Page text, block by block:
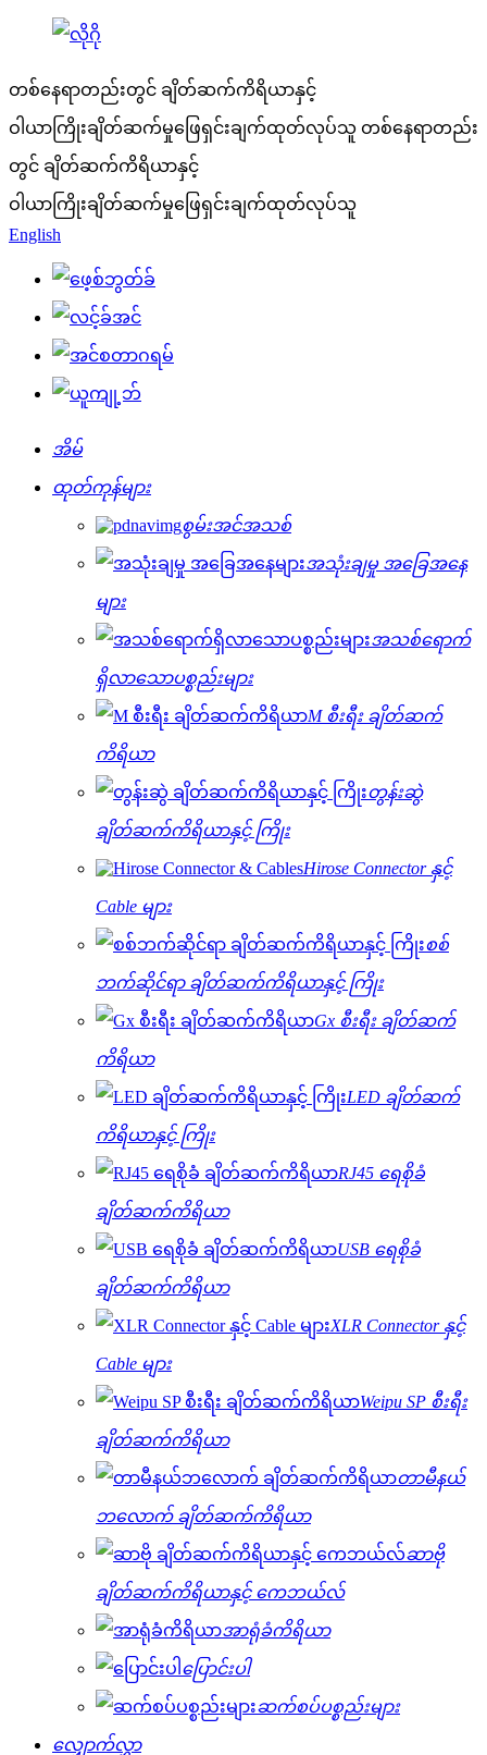
တစ်နေရာတည်းတွင် ချိတ်ဆက်ကိရိယာနှင့်
ဝါယာကြိုးချိတ်ဆက်မှုဖြေရှင်းချက်ထုတ်လုပ်သူ တစ်နေရာတည်း
တွင် ချိတ်ဆက်ကိရိယာနှင့်
ဝါယာကြိုးချိတ်ဆက်မှုဖြေရှင်းချက်ထုတ်လုပ်သူ
English
အိမ်
ထုတ်ကုန်များ
စွမ်းအင်အသစ်
အသုံးချမှု အခြေအနေ
များ
အသစ်ရောက်
ရှိလာသောပစ္စည်းများ
M စီးရီး ချိတ်ဆက်
ကိရိယာ
တွန်းဆွဲ
ချိတ်ဆက်ကိရိယာနှင့် ကြိုး
Hirose Connector နှင့်
Cable များ
စစ်
ဘက်ဆိုင်ရာ ချိတ်ဆက်ကိရိယာနှင့် ကြိုး
Gx စီးရီး ချိတ်ဆက်
ကိရိယာ
LED ချိတ်ဆက်
ကိရိယာနှင့် ကြိုး
RJ45 ရေစိုခံ
ချိတ်ဆက်ကိရိယာ
USB ရေစိုခံ
ချိတ်ဆက်ကိရိယာ
XLR Connector နှင့်
Cable များ
Weipu SP စီးရီး
ချိတ်ဆက်ကိရိယာ
တာမီနယ်
ဘလောက် ချိတ်ဆက်ကိရိယာ
ဆာဗို
ချိတ်ဆက်ကိရိယာနှင့် ကေဘယ်လ်
အာရုံခံကိရိယာ
ပြောင်းပါ
ဆက်စပ်ပစ္စည်းများ
လျှောက်လွှာ